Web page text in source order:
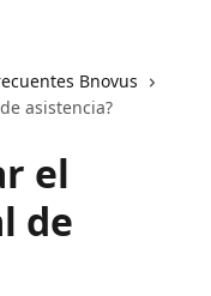
Bnovus
asistencia?
el
de